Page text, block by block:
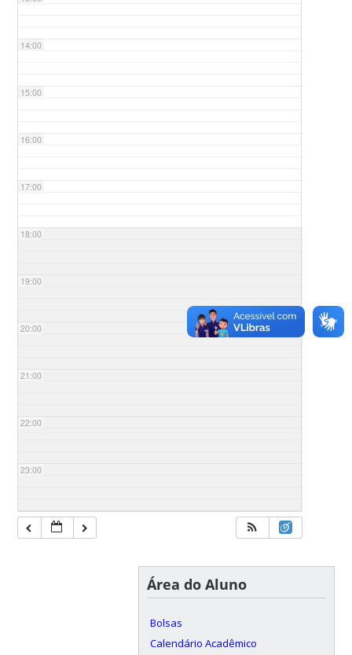
14:00
15:00
16:00
17:00
18:00
19:00
20:00
21:00
22:00
23:00
Área do Aluno
Bolsas
Calendário Acadêmico